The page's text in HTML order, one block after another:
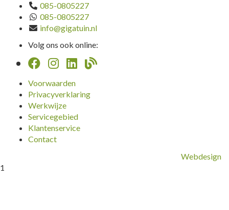
085-0805227
085-0805227
info@gigatuin.nl
Volg ons ook online:
Voorwaarden
Privacyverklaring
Werkwijze
Servicegebied
Klantenservice
Contact
Webdesign
1